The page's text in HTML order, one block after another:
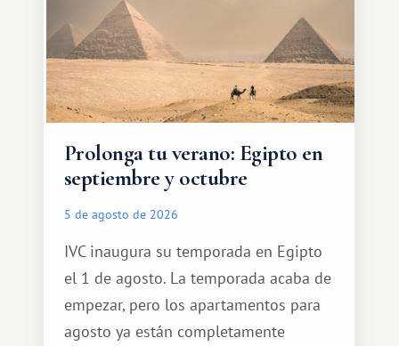
Prolonga tu verano: Egipto en
septiembre y octubre
5 de agosto de 2026
IVC inaugura su temporada en Egipto
el 1 de agosto. La temporada acaba de
empezar, pero los apartamentos para
agosto ya están completamente